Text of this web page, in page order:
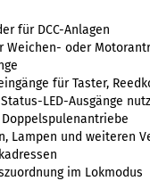
für DCC-Anlagen
Weichen- oder
für Taster,
LED-Ausgänge
Lampen und weiteren
im Lokmodus